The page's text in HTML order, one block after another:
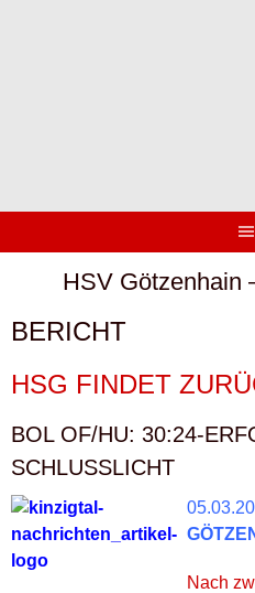
HSV
BERICHT
HSG FINDET
BOL OF/HU: 30:24-
SCHLUSSLICHT
Nach